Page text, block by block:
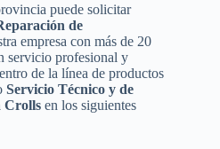
puede solicitar
de
empresa con más de 20
servicio profesional y
de la línea de productos
Servicio Técnico y de
Crolls en los siguientes